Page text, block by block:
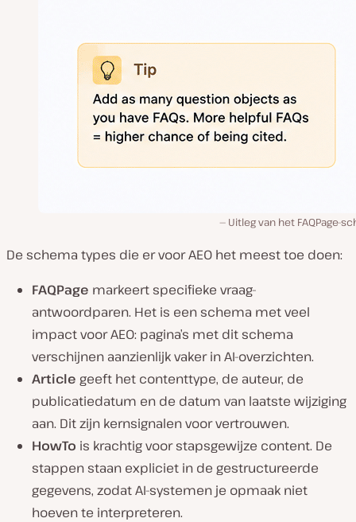
Uitleg van het FAQPage-
De schema types die er voor AEO het meest toe doen:
FAQPage markeert specifieke vraag-
antwoordparen. Het is een schema met veel
impact voor AEO: pagina’s met dit schema
verschijnen aanzienlijk vaker in AI-overzichten.
Article geeft het contenttype, de auteur, de
publicatiedatum en de datum van laatste wijziging
aan. Dit zijn kernsignalen voor vertrouwen.
HowTo is krachtig voor stapsgewijze content. De
stappen staan expliciet in de gestructureerde
gegevens, zodat AI-systemen je opmaak niet
hoeven te interpreteren.